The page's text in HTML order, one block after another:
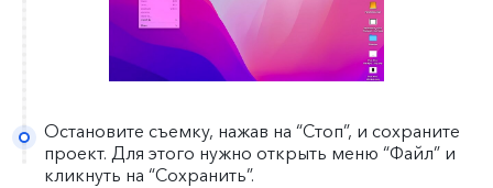
Остановите съемку, нажав на “Стоп”, и сохраните
проект. Для этого нужно открыть меню “Файл” и
кликнуть на “Сохранить”.